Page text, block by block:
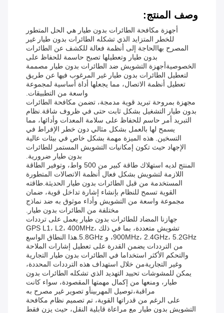
وصف المنتج:
أجهزة مكافحة الطائرات بدون طيار هي الحل المتطور
للخطر المتزايد الذي تشكله الطائرات بدون طيار غير
المصرح بهاالحاجة إلى أنظمة فعالة للكشف عن الطائرات
بدون طيار وتعطيلها تصبح حاسمة للحفاظ على
الخصوصيةأجهزة التشويش ضد الطائرات بدون طيار مصممة
لتعطيل الطائرات بدون طيار غير المرغوب فيها عن طريق
تعطيل أنظمة الاتصال، مما يجعلها أداة أساسية لمجموعة
واسعة من التطبيقات.
مجهزة بمروحة تبريد قوية مدمجة، تضمن مكافحة الطائرات
بدون طيار التشغيل بشكل ثابت حتى في ظروف شاقة.نظام
التبريد أمر حاسم للحفاظ على سلامة المعدات وأدائها، مما
يسمح لها بالعمل بشكل مثالي دون خطر الإفراط في
التسخين. هذه الميزة مهمة بشكل خاص في بيئات عالية
الإجهاد حيث تكون إمكانيات التشويش المستمر للطائرات
بدون طيار ضرورية.
المنتج لديه استهلاك طاقة كبير من 500 واط، وتوفير الطاقة
اللازمة لتشويش بشكل فعال أنظمة الاتصالات المتطورة
المستخدمة من قبل الطائرات بدون طيار الحديثة.طاقته
القوية تسمح للنظام بإنشاء إشارة تداخل قوية، ضمان
مجموعة واسعة من التشويش وأداء موثوق به ضد نماذج
مختلفة من الطائرات بدون طيار.
جهازنا المضاد للطائرات بدون طيار يعمل على ترددات
تشويش متعددة، بما في ذلك GPS L1، L2، 400MHz،
900MHz، 2.4GHz، 5.2GHz، و 5.8GHz.هذا النطاق الواسع
من الترددات يضمن القدرة على تعطيل إشارات الملاحة
والتحكم الأكثر استخداما في الطائرات بدون طيار التجارية
وغير التجاريةمن خلال استهداف هذه الترددات المحددة،
يمكن للمشوشات تحييد التهديد الذي تشكله الطائرات بدون
طيار، ومنعها من إكمال مهمتها المقصودة، سواء كانت
مراقبة،توصيل المهربينأو تصوير غير مصرح به
على الرغم من قدراتها القوية، تم تصميم نظام مكافحة
التشويش بدون طيار مع مراعاة قابلية النقل، حيث يزن فقط